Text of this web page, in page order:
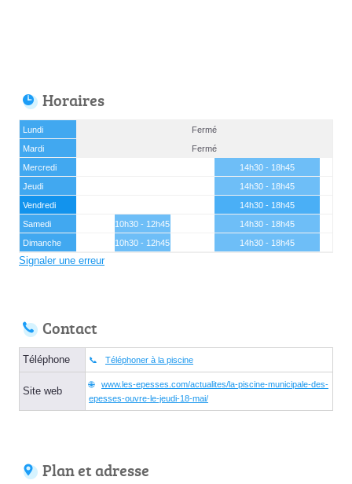
Horaires
Lundi
Fermé
Mardi
Fermé
Mercredi
14h30 - 18h45
Jeudi
14h30 - 18h45
Vendredi
14h30 - 18h45
Samedi
10h30 - 12h45
14h30 - 18h45
Dimanche
10h30 - 12h45 14h30 - 18h45
Signaler une erreur
Contact
Téléphone Téléphoner à la piscine
Site web
www.les-epesses.com/actualites/la-piscine-municipale-des-
epesses-ouvre-le-jeudi-18-mai/
Plan et adresse